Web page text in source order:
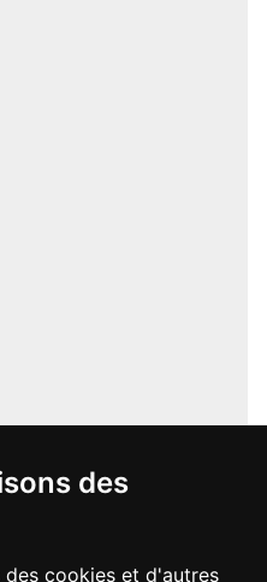
des
des cookies et d'autres